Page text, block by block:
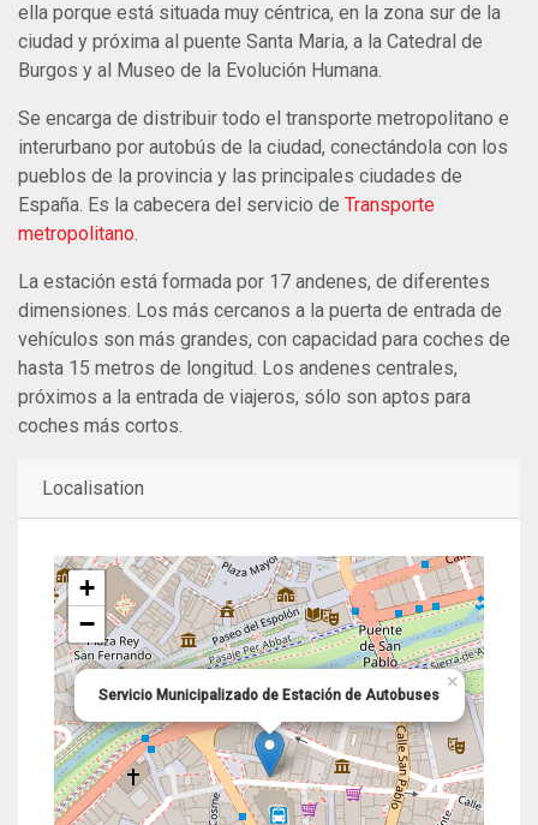
ella porque está situada muy céntrica, en la zona sur de la
ciudad y próxima al puente Santa Maria, a la Catedral de
Burgos y al Museo de la Evolución Humana.
Se encarga de distribuir todo el transporte metropolitano e
interurbano por autobús de la ciudad, conectándola con los
pueblos de la provincia y las principales ciudades de
España. Es la cabecera del servicio de Transporte
metropolitano.
La estación está formada por 17 andenes, de diferentes
dimensiones. Los más cercanos a la puerta de entrada de
vehículos son más grandes, con capacidad para coches de
hasta 15 metros de longitud. Los andenes centrales,
próximos a la entrada de viajeros, sólo son aptos para
coches más cortos.
Localisation
Servicio Municipalizado de Estación de Autobuses
×
+
−